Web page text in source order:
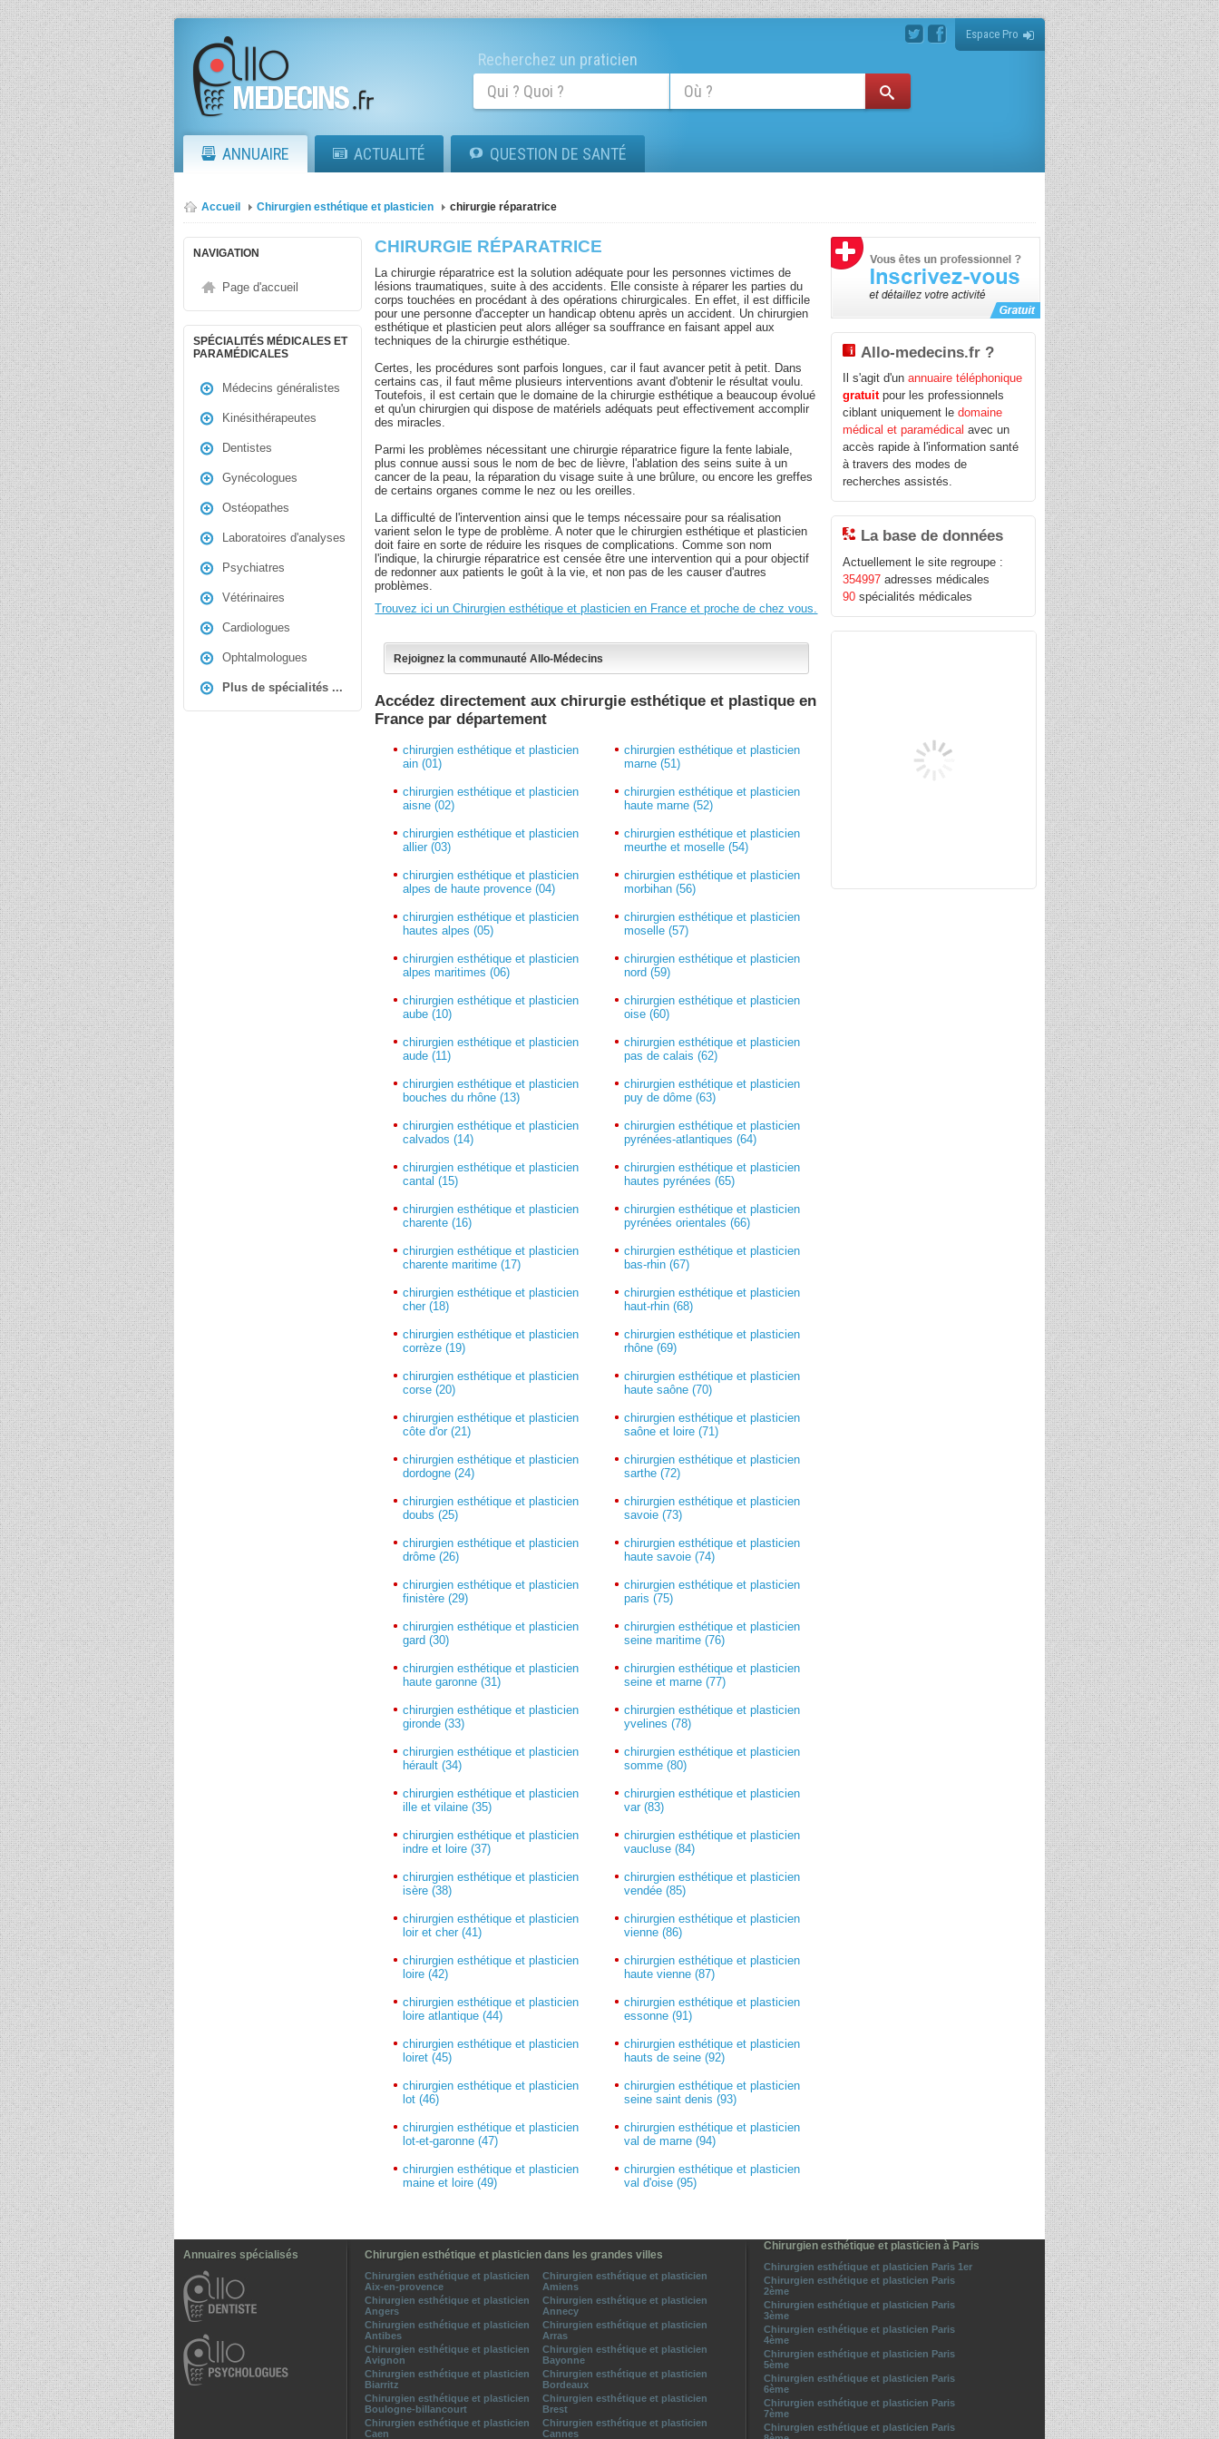
Espace Pro
Recherchez un praticien
ANNUAIRE ACTUALITÉ QUESTION DE SANTÉ
Accueil Chirurgien esthétique et plasticien chirurgie réparatrice
NAVIGATION
Page d'accueil
SPÉCIALITÉS MÉDICALES ET
PARAMÉDICALES
Médecins généralistes
Kinésithérapeutes
Dentistes
Gynécologues
Ostéopathes
Laboratoires d'analyses
Psychiatres
Vétérinaires
Cardiologues
Ophtalmologues
Plus de spécialités ...
CHIRURGIE RÉPARATRICE
La chirurgie réparatrice est la solution adéquate pour les personnes victimes de
lésions traumatiques, suite à des accidents. Elle consiste à réparer les parties du
corps touchées en procédant à des opérations chirurgicales. En effet, il est difficile
pour une personne d'accepter un handicap obtenu après un accident. Un chirurgien
esthétique et plasticien peut alors alléger sa souffrance en faisant appel aux
techniques de la chirurgie esthétique.
Certes, les procédures sont parfois longues, car il faut avancer petit à petit. Dans
certains cas, il faut même plusieurs interventions avant d'obtenir le résultat voulu.
Toutefois, il est certain que le domaine de la chirurgie esthétique a beaucoup évolué
et qu'un chirurgien qui dispose de matériels adéquats peut effectivement accomplir
des miracles.
Parmi les problèmes nécessitant une chirurgie réparatrice figure la fente labiale,
plus connue aussi sous le nom de bec de lièvre, l'ablation des seins suite à un
cancer de la peau, la réparation du visage suite à une brûlure, ou encore les greffes
de certains organes comme le nez ou les oreilles.
La difficulté de l'intervention ainsi que le temps nécessaire pour sa réalisation
varient selon le type de problème. A noter que le chirurgien esthétique et plasticien
doit faire en sorte de réduire les risques de complications. Comme son nom
l'indique, la chirurgie réparatrice est censée être une intervention qui a pour objectif
de redonner aux patients le goût à la vie, et non pas de les causer d'autres
problèmes.
Trouvez ici un Chirurgien esthétique et plasticien en France et proche de chez vous.
Rejoignez la communauté Allo-Médecins
Accédez directement aux chirurgie esthétique et plastique en
France par département
chirurgien esthétique et plasticien
ain (01)
chirurgien esthétique et plasticien
aisne (02)
chirurgien esthétique et plasticien
allier (03)
chirurgien esthétique et plasticien
alpes de haute provence (04)
chirurgien esthétique et plasticien
hautes alpes (05)
chirurgien esthétique et plasticien
alpes maritimes (06)
chirurgien esthétique et plasticien
aube (10)
chirurgien esthétique et plasticien
aude (11)
chirurgien esthétique et plasticien
bouches du rhône (13)
chirurgien esthétique et plasticien
calvados (14)
chirurgien esthétique et plasticien
cantal (15)
chirurgien esthétique et plasticien
charente (16)
chirurgien esthétique et plasticien
charente maritime (17)
chirurgien esthétique et plasticien
cher (18)
chirurgien esthétique et plasticien
corrèze (19)
chirurgien esthétique et plasticien
corse (20)
chirurgien esthétique et plasticien
côte d'or (21)
chirurgien esthétique et plasticien
dordogne (24)
chirurgien esthétique et plasticien
doubs (25)
chirurgien esthétique et plasticien
drôme (26)
chirurgien esthétique et plasticien
finistère (29)
chirurgien esthétique et plasticien
gard (30)
chirurgien esthétique et plasticien
haute garonne (31)
chirurgien esthétique et plasticien
gironde (33)
chirurgien esthétique et plasticien
hérault (34)
chirurgien esthétique et plasticien
ille et vilaine (35)
chirurgien esthétique et plasticien
indre et loire (37)
chirurgien esthétique et plasticien
isère (38)
chirurgien esthétique et plasticien
loir et cher (41)
chirurgien esthétique et plasticien
loire (42)
chirurgien esthétique et plasticien
loire atlantique (44)
chirurgien esthétique et plasticien
loiret (45)
chirurgien esthétique et plasticien
lot (46)
chirurgien esthétique et plasticien
lot-et-garonne (47)
chirurgien esthétique et plasticien
maine et loire (49)
chirurgien esthétique et plasticien
marne (51)
chirurgien esthétique et plasticien
haute marne (52)
chirurgien esthétique et plasticien
meurthe et moselle (54)
chirurgien esthétique et plasticien
morbihan (56)
chirurgien esthétique et plasticien
moselle (57)
chirurgien esthétique et plasticien
nord (59)
chirurgien esthétique et plasticien
oise (60)
chirurgien esthétique et plasticien
pas de calais (62)
chirurgien esthétique et plasticien
puy de dôme (63)
chirurgien esthétique et plasticien
pyrénées-atlantiques (64)
chirurgien esthétique et plasticien
hautes pyrénées (65)
chirurgien esthétique et plasticien
pyrénées orientales (66)
chirurgien esthétique et plasticien
bas-rhin (67)
chirurgien esthétique et plasticien
haut-rhin (68)
chirurgien esthétique et plasticien
rhône (69)
chirurgien esthétique et plasticien
haute saône (70)
chirurgien esthétique et plasticien
saône et loire (71)
chirurgien esthétique et plasticien
sarthe (72)
chirurgien esthétique et plasticien
savoie (73)
chirurgien esthétique et plasticien
haute savoie (74)
chirurgien esthétique et plasticien
paris (75)
chirurgien esthétique et plasticien
seine maritime (76)
chirurgien esthétique et plasticien
seine et marne (77)
chirurgien esthétique et plasticien
yvelines (78)
chirurgien esthétique et plasticien
somme (80)
chirurgien esthétique et plasticien
var (83)
chirurgien esthétique et plasticien
vaucluse (84)
chirurgien esthétique et plasticien
vendée (85)
chirurgien esthétique et plasticien
vienne (86)
chirurgien esthétique et plasticien
haute vienne (87)
chirurgien esthétique et plasticien
essonne (91)
chirurgien esthétique et plasticien
hauts de seine (92)
chirurgien esthétique et plasticien
seine saint denis (93)
chirurgien esthétique et plasticien
val de marne (94)
chirurgien esthétique et plasticien
val d'oise (95)
Allo-medecins.fr ?
Il s'agit d'unannuaire téléphonique
gratuitpour les professionnels
ciblant uniquement ledomaine
médical et paramédical avec un
accès rapide à l'information santé
à travers des modes de
recherches assistés.
La base de données
Actuellement le site regroupe :
354997 adresses médicales
90 spécialités médicales
Annuaires spécialisés Chirurgien esthétique et plasticien dans les grandes villes
Chirurgien esthétique et plasticien
Aix-en-provence
Chirurgien esthétique et plasticien
Amiens
Chirurgien esthétique et plasticien
Angers
Chirurgien esthétique et plasticien
Annecy
Chirurgien esthétique et plasticien
Antibes
Chirurgien esthétique et plasticien
Arras
Chirurgien esthétique et plasticien
Avignon
Chirurgien esthétique et plasticien
Bayonne
Chirurgien esthétique et plasticien
Biarritz
Chirurgien esthétique et plasticien
Bordeaux
Chirurgien esthétique et plasticien
Boulogne-billancourt
Chirurgien esthétique et plasticien
Brest
Chirurgien esthétique et plasticien
Caen
Chirurgien esthétique et plasticien
Cannes
Chirurgien esthétique et plasticien à Paris
Chirurgien esthétique et plasticien Paris 1er
Chirurgien esthétique et plasticien Paris
2ème
Chirurgien esthétique et plasticien Paris
3ème
Chirurgien esthétique et plasticien Paris
4ème
Chirurgien esthétique et plasticien Paris
5ème
Chirurgien esthétique et plasticien Paris
6ème
Chirurgien esthétique et plasticien Paris
7ème
Chirurgien esthétique et plasticien Paris